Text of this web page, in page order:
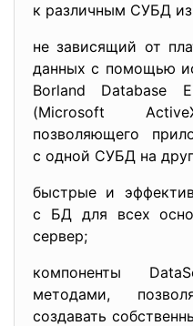
к различным СУБД
не зависящий от
данных с помощью
Borland Database
(Microsoft
позволяющего
с одной СУБД на
быстрые и
с БД для всех
сервер;
компоненты
методами,
создавать